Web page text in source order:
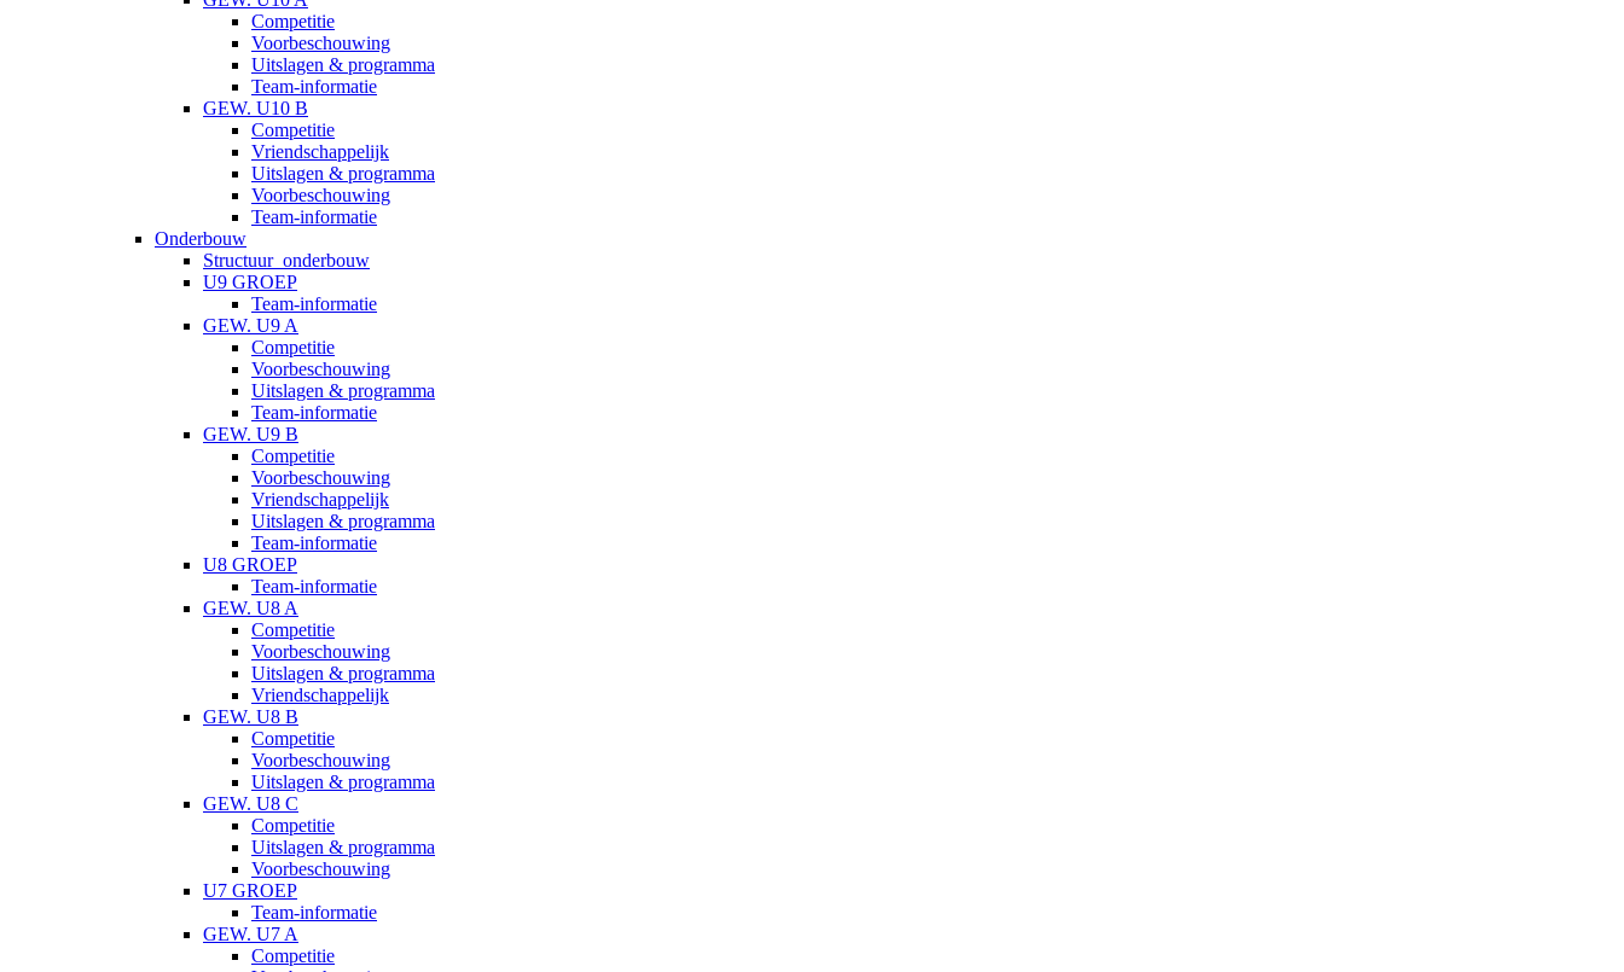
Competitie
Voorbeschouwing
Uitslagen & programma
Team-informatie
GEW. U10 B
Competitie
Vriendschappelijk
Uitslagen & programma
Voorbeschouwing
Team-informatie
Onderbouw
Structuur_onderbouw
U9 GROEP
Team-informatie
GEW. U9 A
Competitie
Voorbeschouwing
Uitslagen & programma
Team-informatie
GEW. U9 B
Competitie
Voorbeschouwing
Vriendschappelijk
Uitslagen & programma
Team-informatie
U8 GROEP
Team-informatie
GEW. U8 A
Competitie
Voorbeschouwing
Uitslagen & programma
Vriendschappelijk
GEW. U8 B
Competitie
Voorbeschouwing
Uitslagen & programma
GEW. U8 C
Competitie
Uitslagen & programma
Voorbeschouwing
U7 GROEP
Team-informatie
GEW. U7 A
Competitie